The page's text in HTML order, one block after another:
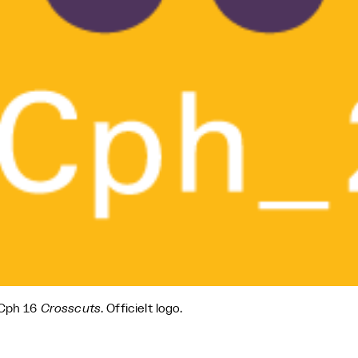
16 Crosscuts. Officielt logo.